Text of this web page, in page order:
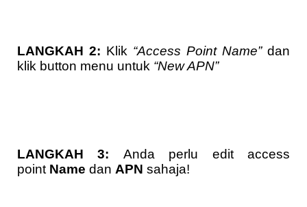
LANGKAH 2: Klik “Access Point Name”dan
klik button menu untuk “New APN”
LANGKAH 3: Anda perlu edit access
point Name dan APN sahaja!